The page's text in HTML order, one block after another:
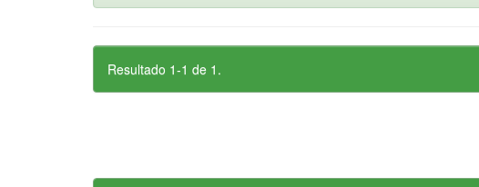
Resultado 1-1 de 1.